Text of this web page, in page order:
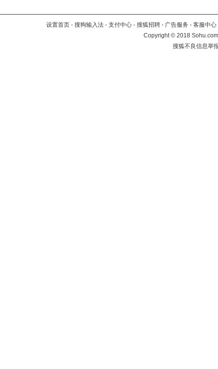
设置首页 - 搜狗输入法 - 支付中心 - 搜狐招聘 - 广告服务 - 客服中心
Copyright©2018
搜狐不良信息举